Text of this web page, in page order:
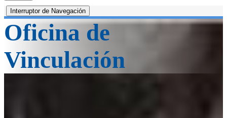
Interruptor de Navegación
Oficina de
Vinculación